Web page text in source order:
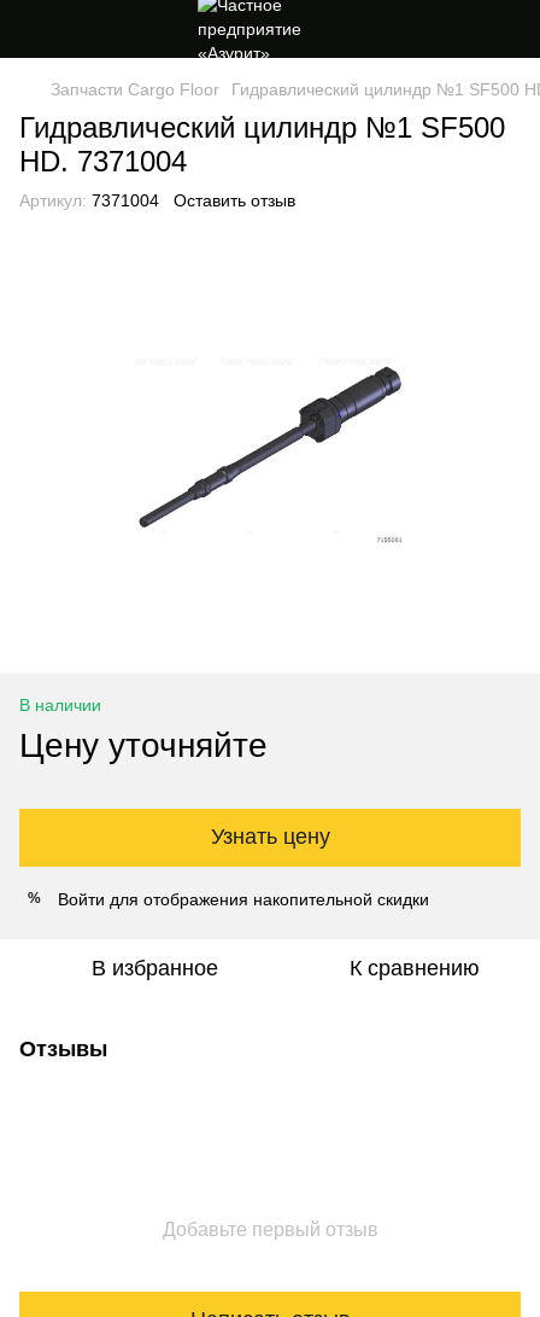
Запчасти Cargo Floor Гидравлический цилиндр №1 SF500
Гидравлический цилиндр №1 SF500
HD. 7371004
Артикул: 7371004 Оставить отзыв
В наличии
Цену уточняйте
Узнать цену
% Войти для отображения накопительной скидки
В избранное К сравнению
Отзывы
Добавьте первый отзыв